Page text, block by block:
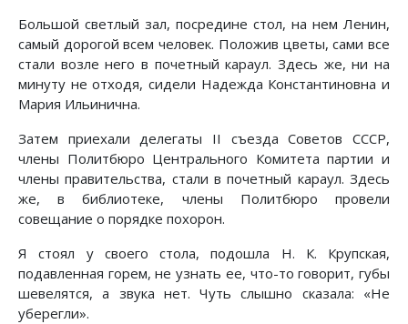
Большой светлый зал, посредине стол, на нем Ленин,
самый дорогой всем человек. Положив цветы, сами все
стали возле него в почетный караул. Здесь же, ни на
минуту не отходя, сидели Надежда Константиновна и
Мария Ильинична.
Затем приехали делегаты II съезда Советов СССР,
члены Политбюро Центрального Комитета партии и
члены правительства, стали в почетный караул. Здесь
же, в библиотеке, члены Политбюро провели
совещание о порядке похорон.
Я стоял у своего стола, подошла Н. К. Крупская,
подавленная горем, не узнать ее, что-то говорит, губы
шевелятся, а звука нет. Чуть слышно сказала: «Не
уберегли».